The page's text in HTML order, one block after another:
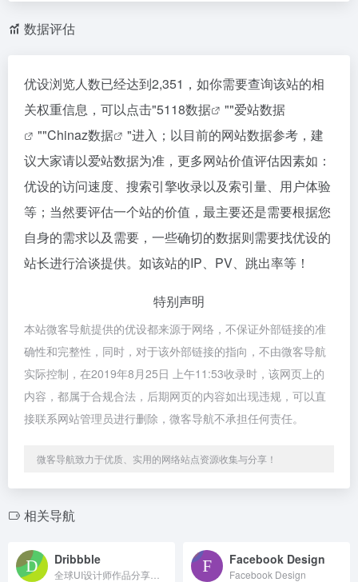
数据评估
优设浏览人数已经达到2,351，如你需要查询该站的相
关权重信息，可以点击"5118数据 ""爱站数据
""Chinaz数据
"进入；以目前的网站数据参考，建
议大家请以爱站数据为准，更多网站价值评估因素如：
优设的访问速度、搜索引擎收录以及索引量、用户体验
等；当然要评估一个站的价值，最主要还是需要根据您
自身的需求以及需要，一些确切的数据则需要找优设的
站长进行洽谈提供。如该站的IP、PV、跳出率等！
特别声明
本站微客导航提供的优设都来源于网络，不保证外部链接的准
确性和完整性，同时，对于该外部链接的指向，不由微客导航
实际控制，在2019年8月25日 上午11:53收录时，该网页上的
内容，都属于合规合法，后期网页的内容如出现违规，可以直
接联系网站管理员进行删除，微客导航不承担任何责任。
微客导航致力于优质、实用的网络站点资源收集与分享！
相关导航
Dribbble Facebook Design
Facebook Design